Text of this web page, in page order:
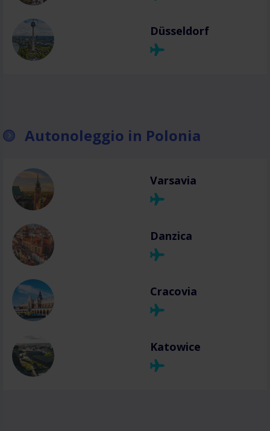
Düsseldorf
Autonoleggio in Polonia
Varsavia
Danzica
Cracovia
Katowice